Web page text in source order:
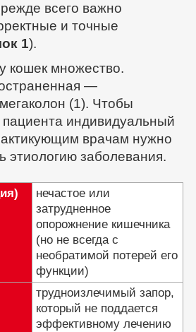
всего важно
и точные
1).
кошек множество.
—
(1). Чтобы
пациента индивидуальный
врачам нужно
этиологию заболевания.
нечастое или
затрудненное
опорожнение кишечника
(но не всегда с
необратимой потерей его
функции)
трудноизлечимый запор,
который не поддается
эффективному лечению